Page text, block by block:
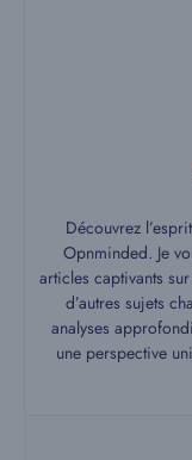
Découvrez
Opnminded. Je
articles captivants
d’autres sujets
analyses
une perspective